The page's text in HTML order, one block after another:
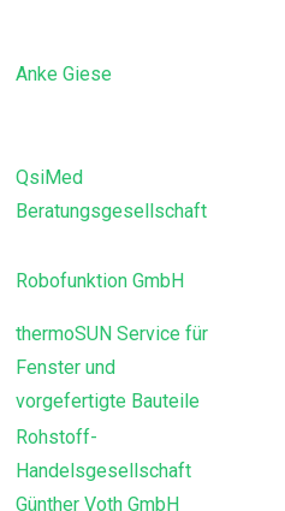
Anke Giese
QsiMed
Beratungsgesellschaft
Robofunktion GmbH
thermoSUN Service für
Fenster und
vorgefertigte Bauteile
Rohstoff-
Handelsgesellschaft
Günther Voth GmbH